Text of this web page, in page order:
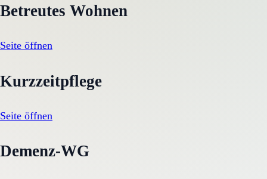
Betreutes Wohnen
Seite öffnen
Kurzzeitpflege
Seite öffnen
Demenz-WG